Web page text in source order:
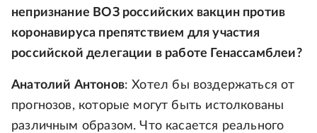
непризнание ВОЗ российских вакцин против
коронавируса препятствием для участия
российской делегации в работе Генассамблеи?
Анатолий Антонов: Хотел бы воздержаться от
прогнозов, которые могут быть истолкованы
различным образом. Что касается реального